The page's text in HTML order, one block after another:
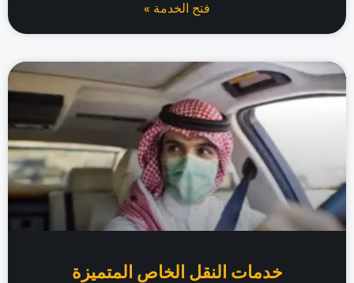
فتح الخدمة »
خدمات النقل الخاص المتميزة